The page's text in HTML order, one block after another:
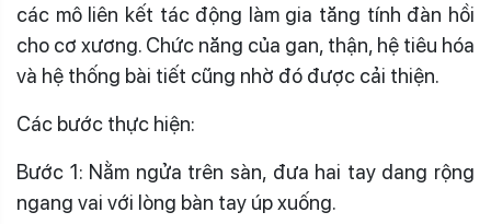
các mô liên kết tác động làm gia tăng tính đàn hồi
cho cơ xương. Chức năng của gan, thận, hệ tiêu hóa
và hệ thống bài tiết cũng nhờ đó được cải thiện.
Các bước thực hiện:
Bước 1: Nằm ngửa trên sàn, đưa hai tay dang rộng
ngang vai với lòng bàn tay úp xuống.